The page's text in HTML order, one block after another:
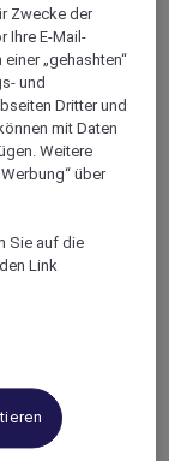
Zwecke der
Ihre E-Mail-
„gehashten“
und
Dritter und
mit Daten
Weitere
über
Sie auf die
Link